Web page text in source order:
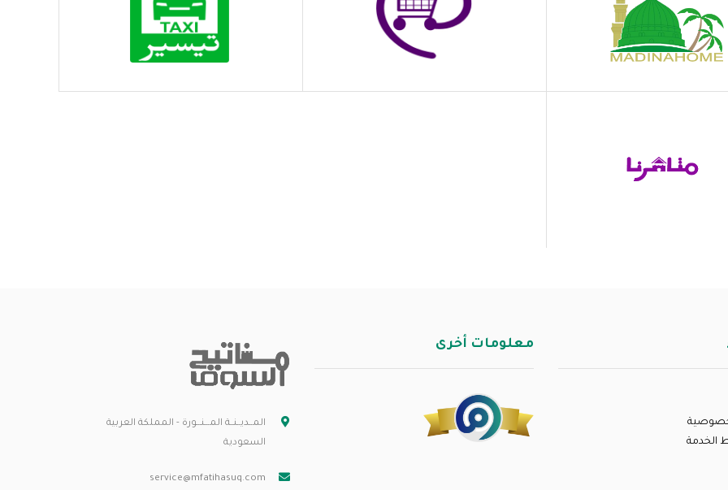
الخدمة
معلومات أخرى
المــديــنــة المـــنـــورة - المملكة العربية
السعودية
service@mfatihasuq.com